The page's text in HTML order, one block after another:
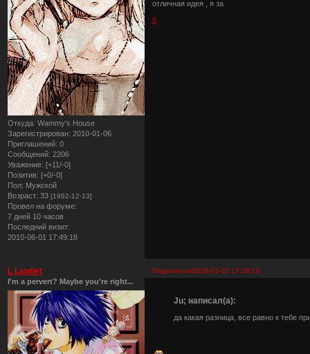
Откуда: Wammy's House
Зарегистрирован: 2010-01-06
Приглашений: 0
Сообщений: 2206
Уважение: [+11/-0]
Позитив: [+0/-0]
Пол: Мужской
Возраст: 33 [1992-12-13]
Провел на форуме:
7 дней 10 часов
Последний визит:
2010-06-01 17:49:18
отличная идея , я за
0
Поделиться2010-01-22 17:29:16
L Lawliet
I'm a pervert? Maybe you're right...
Ju; написал(а):
да какая разница, все равно к тебе